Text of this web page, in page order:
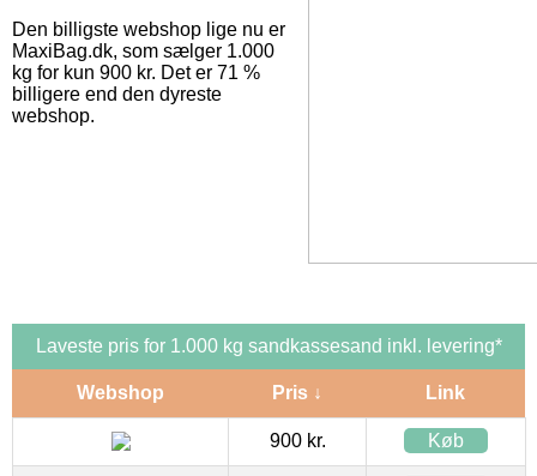
Den billigste webshop lige nu er
MaxiBag.dk, som sælger 1.000
kg for kun 900 kr. Det er 71 %
billigere end den dyreste
webshop.
Laveste pris for 1.000 kg sandkassesand inkl. levering*
Webshop Pris ↓ Link
900 kr. Køb